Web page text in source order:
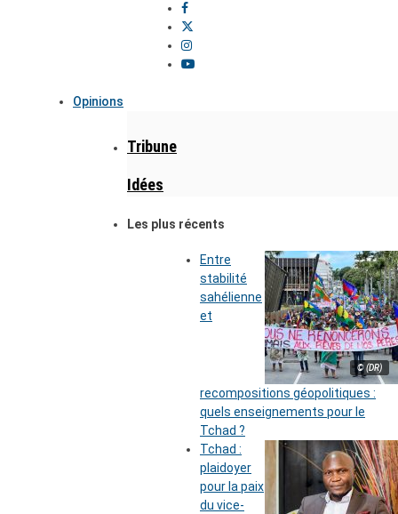
Opinions
Tribune
Idées
Les plus récents
© (DR)
Entre
stabilité
sahélienne
et
recompositions géopolitiques :
quels enseignements pour le
Tchad ?
Tchad :
plaidoyer
pour la paix
du vice-